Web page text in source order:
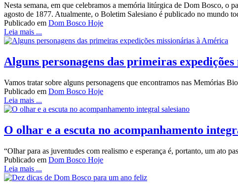
Nesta semana, em que celebramos a memória litúrgica de Dom Bosco, o
agosto de 1877. Atualmente, o Boletim Salesiano é publicado no mundo
Publicado em Dom Bosco Hoje
Leia mais ...
Alguns personagens das primeiras
Vamos tratar sobre alguns personagens que encontramos nas Memórias
Publicado em Dom Bosco Hoje
Leia mais ...
O olhar e a escuta no acompanhamento
“Olhar para as juventudes com realismo e esperança é, portanto, um ato
Publicado em Dom Bosco Hoje
Leia mais ...